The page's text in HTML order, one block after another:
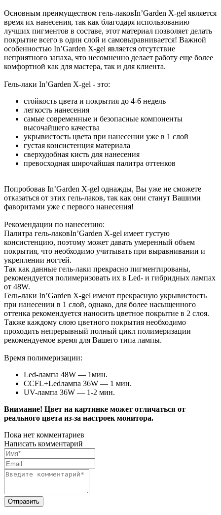
Основным преимуществом гель-лаковIn’Garden X-gel является
время их нанесения, так как благодаря использованию
лучших пигментов в составе, этот материал позволяет делать
покрытие всего в один слой и самовыравнивается! Важной
особенностью In’Garden X-gel является отсутствие
неприятного запаха, что несомненно делает работу еще более
комфортной как для мастера, так и для клиента.
Гель-лаки In’Garden X-gel - это:
стойкость цвета и покрытия до 4-6 недель
легкость нанесения
самые современные и безопасные компоненты
высочайшего качества
укрывистость цвета при нанесении уже в 1 слой
густая консистенция материала
сверхудобная кисть для нанесения
превосходная широчайшая палитра оттенков
Попробовав In’Garden X-gel однажды, Вы уже не сможете
отказаться от этих гель-лаков, так как они станут Вашими
фаворитами уже с первого нанесения!
Рекомендации по нанесению:
Палитра гель-лаковIn’Garden X-gel имеет густую
консистенцию, поэтому может давать умеренный объем
покрытия, что необходимо учитывать при выравнивании и
укреплении ногтей.
Так как данные гель-лаки прекрасно пигментированы,
рекомендуется полимеризовать их в Led- и гибридных лампах
от 48W.
Гель-лаки In’Garden X-gel имеют прекрасную укрывистость
при нанесении в 1 слой, однако, для более насыщенного
оттенка рекомендуется наносить цветное покрытие в 2 слоя.
Также каждому слою цветного покрытия необходимо
проходить непрерывный полный цикл полимеризации
рекомендуемое время для Вашего типа лампы.
Время полимеризации:
Led-лампа 48W — 1мин.
CCFL+Ledлампа 36W — 1 мин.
UV-лампа 36W — 1-2 мин.
Внимание! Цвет на картинке может отличаться от
реального цвета из-за настроек монитора.
Пока нет комментариев
Написать комментарий